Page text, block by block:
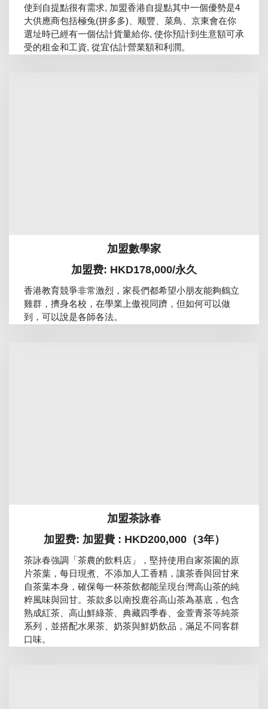
使到自提點很有需求, 加盟香港自提點其中一個優勢是4
大供應商包括極兔(拼多多)、顺豐、菜鳥、京東會在你
選址時已經有一個估計貨量給你, 使你預計到生意額可承
受的租金和工資, 從宜估計營業額和利潤。
加盟數學家
加盟费: HKD178,000/永久
香港教育競爭非常激烈，家長們都希望小朋友能夠鶴立
雞群，擠身名校，在學業上傲視同躋，但如何可以做
到，可以說是各師各法。
加盟茶詠春
加盟费: 加盟費 : HKD200,000（3年）
茶詠春強調「茶農的飲料店」，堅持使用自家茶園的原
片茶葉，每日現煮、不添加人工香精，讓茶香與回甘來
自茶葉本身，確保每一杯茶飲都能呈現台灣高山茶的純
粹風味與回甘。茶款多以南投鹿谷高山茶為基底，包含
熟成紅茶、高山鮮綠茶、典藏四季春、金萱青茶等純茶
系列，並搭配水果茶、奶茶與鮮奶飲品，滿足不同客群
口味。